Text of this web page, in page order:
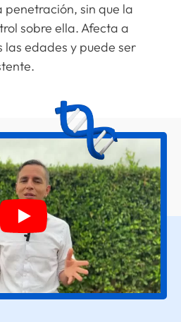
penetración, sin que la
sobre ella. Afecta a
las edades y puede ser